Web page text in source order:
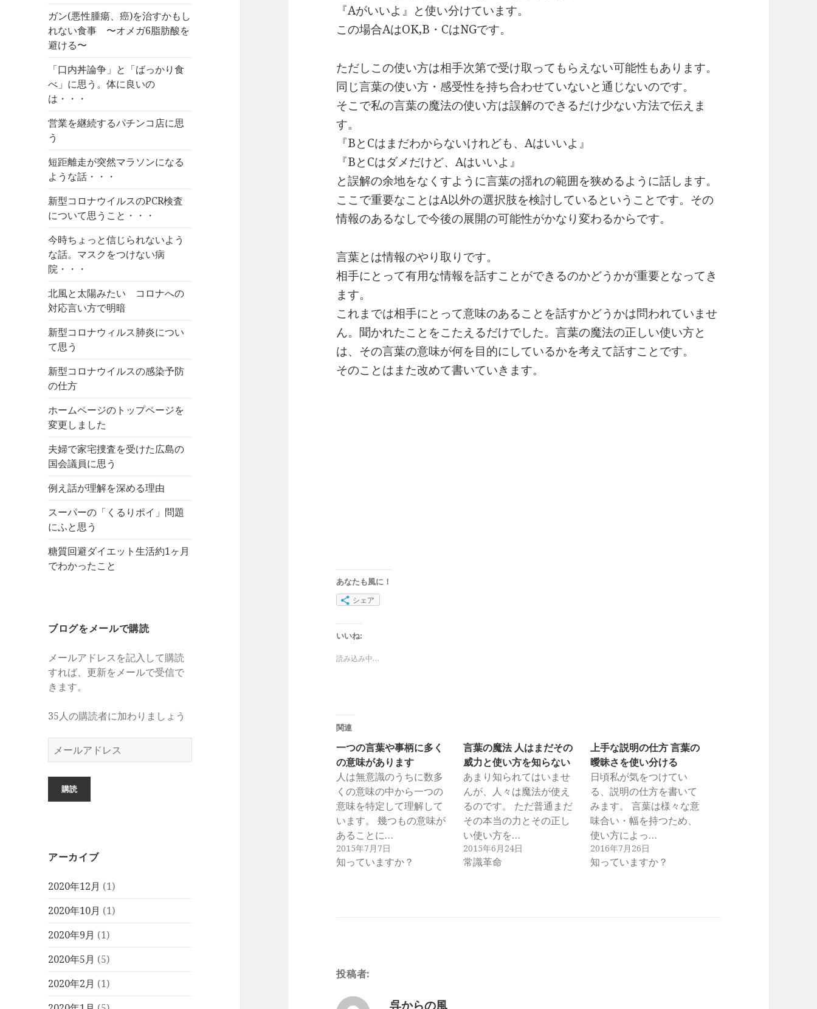
ガン(悪性腫瘍、癌)を治すかもし
れない食事 〜オメガ6脂肪酸を
避ける〜
「口内丼論争」と「ばっかり食
べ」に思う。体に良いの
は・・・
営業を継続するパチンコ店に思
う
短距離走が突然マラソンになる
ような話・・・
新型コロナウイルスのPCR検査
について思うこと・・・
今時ちょっと信じられないよう
な話。マスクをつけない病
院・・・
北風と太陽みたい コロナへの
対応言い方で明暗
新型コロナウィルス肺炎につい
て思う
新型コロナウイルスの感染予防
の仕方
ホームページのトップページを
変更しました
夫婦で家宅捜査を受けた広島の
国会議員に思う
例え話が理解を深める理由
スーパーの「くるりポイ」問題
にふと思う
糖質回避ダイエット生活約1ヶ月
でわかったこと
ブログをメールで購読
メールアドレスを記入して購読
すれば、更新をメールで受信で
きます。
35人の購読者に加わりましょう
ー
ル
ド
購読
アーカイブ
2020年12月 (1)
2020年10月 (1)
2020年9月 (1)
2020年5月 (5)
2020年2月 (1)
『Aがいいよ』と使い分けています。
この場合AはOK,B・CはNGです。
ただしこの使い方は相手次第で受け取ってもらえない可能性もあります。
同じ言葉の使い方・感受性を持ち合わせていないと通じないのです。
そこで私の言葉の魔法の使い方は誤解のできるだけ少ない方法で伝えま
す。
『BとCはまだわからないけれども、Aはいいよ』
『BとCはダメだけど、Aはいいよ』
と誤解の余地をなくすように言葉の揺れの範囲を狭めるように話します。
ここで重要なことはA以外の選択肢を検討しているということです。その
情報のあるなしで今後の展開の可能性がかなり変わるからです。
言葉とは情報のやり取りです。
相手にとって有用な情報を話すことができるのかどうかが重要となってき
ます。
これまでは相手にとって意味のあることを話すかどうかは問われていませ
ん。聞かれたことをこたえるだけでした。言葉の魔法の正しい使い方と
は、その言葉の意味が何を目的にしているかを考えて話すことです。
そのことはまた改めて書いていきます。
あなたも風に！
シェア
いいね:
読み込み中…
関連
一つの言葉や事柄に多く
の意味があります
人は無意識のうちに数多
くの意味の中から一つの
意味を特定して理解して
います。 幾つもの意味が
あることに…
2015年7月7日
知っていますか？
言葉の魔法 人はまだその
威力と使い方を知らない
あまり知られてはいませ
んが、人々は魔法が使え
るのです。 ただ普通まだ
その本当の力とその正し
い使い方を…
2015年6月24日
常識革命
上手な説明の仕方 言葉の
曖昧さを使い分ける
日頃私が気をつけてい
る、説明の仕方を書いて
みます。 言葉は様々な意
味合い・幅を持つため、
使い方によっ…
2016年7月26日
知っていますか？
投稿者:
呉からの風